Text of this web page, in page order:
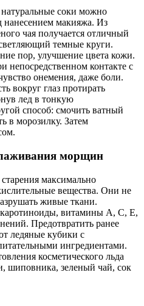
соки можно
нанесением макияжа. Из
чая получается отличный
темные круги.
пор, улучшение цвета кожи.
непосредственном контакте с
онемения, даже боли.
вокруг глаз протирать
лед в тонкую
способ: смочить ватный
в морозилку. Затем
морщин
максимально
вещества. Они не
живые ткани.
каротиноиды, витамины А, С, Е,
Предотвратить ранее
ледяные кубики с
ингредиентами.
косметического льда
шиповника, зеленый чай, сок